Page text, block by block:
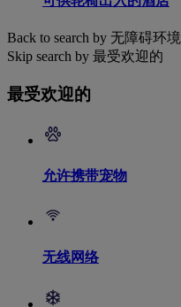
Back to search by 无障碍环境
Skip search by 最受欢迎的
最受欢迎的
允许携带宠物
无线网络